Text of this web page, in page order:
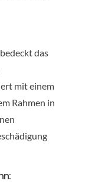
das
mit einem
Rahmen in